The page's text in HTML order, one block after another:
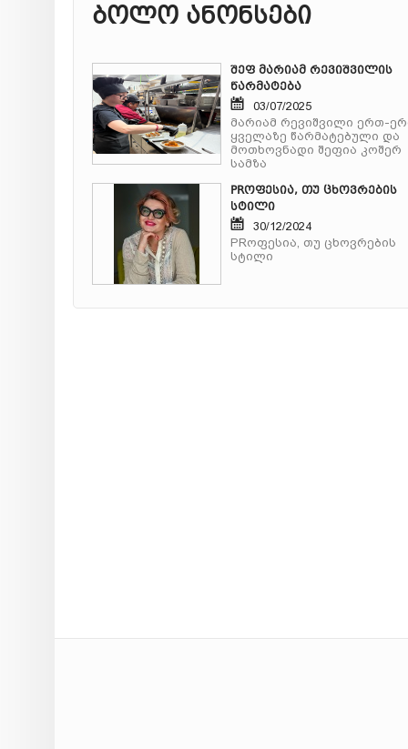
ბოლო ანონსები
შეფ მარიამ რევიშვილის
წარმატება
03/07/2025
მარიამ რევიშვილი ერთ-
ყველაზე წარმატებული და
მოთხოვნადი შეფია კოშერ
სამზა
PRოფესია, თუ ცხოვრების
სტილი
30/12/2024
PRოფესია, თუ ცხოვრების
სტილი